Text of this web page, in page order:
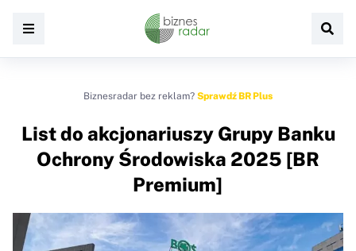
Biznesradar bez reklam? Sprawdź BR Plus
List do akcjonariuszy Grupy Banku
Ochrony Środowiska 2025 [BR
Premium]